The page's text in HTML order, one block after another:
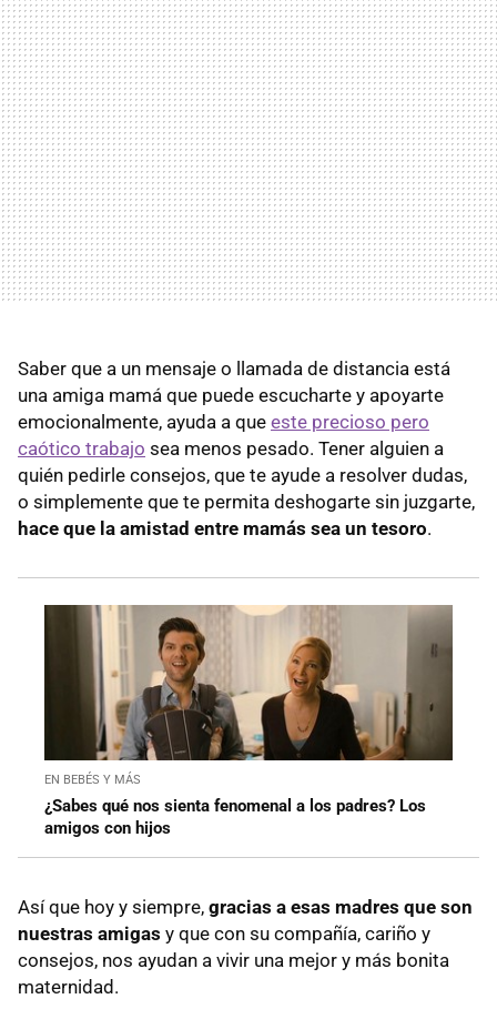
Saber que a un mensaje o llamada de distancia está
una amiga mamá que puede escucharte y apoyarte
emocionalmente, ayuda a que este precioso pero
caótico trabajo sea menos pesado. Tener alguien a
quién pedirle consejos, que te ayude a resolver dudas,
o simplemente que te permita deshogarte sin juzgarte,
hace que la amistad entre mamás sea un tesoro.
EN BEBÉS Y MÁS
¿Sabes qué nos sienta fenomenal a los padres? Los
amigos con hijos
Así que hoy y siempre, gracias a esas madres que son
nuestras amigas y que con su compañía, cariño y
consejos, nos ayudan a vivir una mejor y más bonita
maternidad.